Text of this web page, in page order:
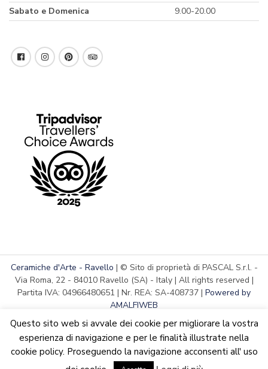
We are updating the website. Some products may suffer
Sabato e Domenica
9.00-20.00
Ceramiche d'Arte - Ravello | © Sito di proprietà di PASCAL S.r.l. -
Via Roma, 22 - 84010 Ravello (SA) - Italy | All rights reserved |
Partita IVA: 04966480651 | Nr. REA: SA-408737 | Powered by
AMALFIWEB
Questo sito web si avvale dei cookie per migliorare la vostra
esperienza di navigazione e per le finalità illustrate nella
cookie policy. Proseguendo la navigazione acconsenti all' uso
English Italiano